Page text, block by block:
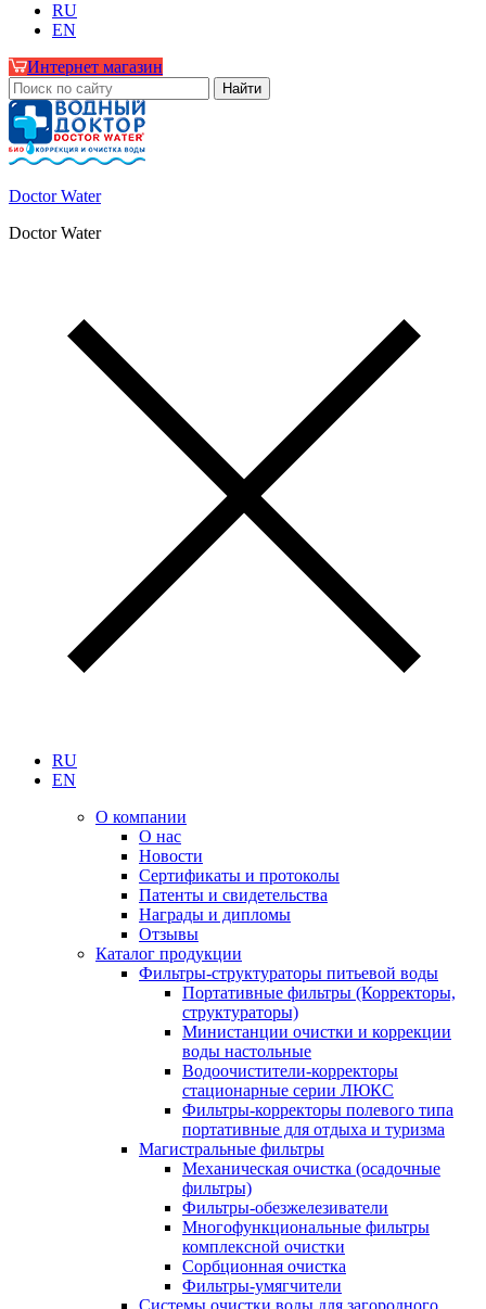
RU
EN
Интернет магазин
Doctor Water
Doctor Water
RU
EN
О компании
О нас
Новости
Сертификаты и протоколы
Патенты и свидетельства
Награды и дипломы
Отзывы
Каталог продукции
Фильтры-структураторы питьевой воды
Портативные фильтры (Корректоры,
структураторы)
Министанции очистки и коррекции
воды настольные
Водоочистители-корректоры
стационарные серии ЛЮКС
Фильтры-корректоры полевого типа
портативные для отдыха и туризма
Магистральные фильтры
Механическая очистка (осадочные
фильтры)
Фильтры-обезжелезиватели
Многофункциональные фильтры
комплексной очистки
Сорбционная очистка
Фильтры-умягчители
Системы очистки воды для загородного